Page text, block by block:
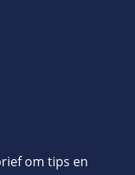
om tips en